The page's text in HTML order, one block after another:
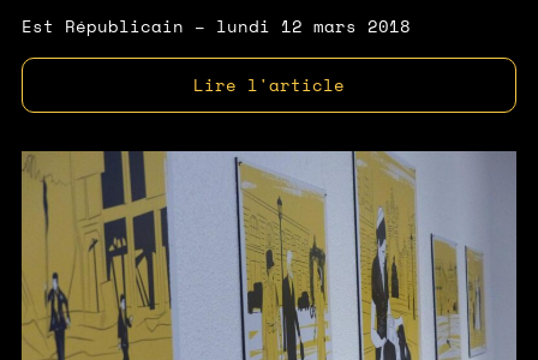
Est Républicain – lundi 12 mars 2018
Lire l'article